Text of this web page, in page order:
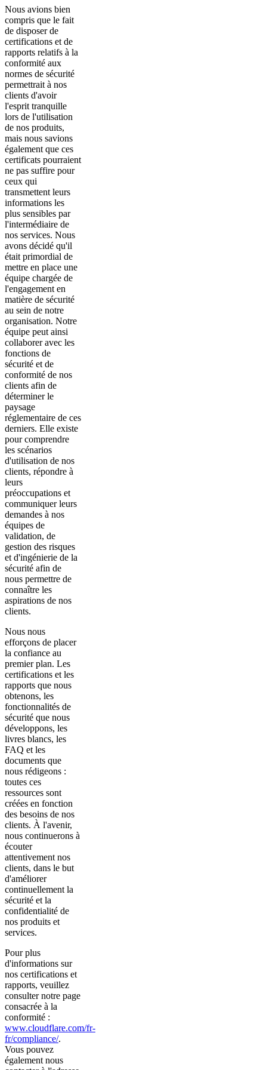
Nous avions bien
compris que le fait
de disposer de
certifications et de
rapports relatifs à la
conformité aux
normes de sécurité
permettrait à nos
clients d'avoir
l'esprit tranquille
lors de l'utilisation
de nos produits,
mais nous savions
également que ces
certificats pourraient
ne pas suffire pour
ceux qui
transmettent leurs
informations les
plus sensibles par
l'intermédiaire de
nos services. Nous
avons décidé qu'il
était primordial de
mettre en place une
équipe chargée de
l'engagement en
matière de sécurité
au sein de notre
organisation. Notre
équipe peut ainsi
collaborer avec les
fonctions de
sécurité et de
conformité de nos
clients afin de
déterminer le
paysage
réglementaire de ces
derniers. Elle existe
pour comprendre
les scénarios
d'utilisation de nos
clients, répondre à
leurs
préoccupations et
communiquer leurs
demandes à nos
équipes de
validation, de
gestion des risques
et d'ingénierie de la
sécurité afin de
nous permettre de
connaître les
aspirations de nos
clients.
Nous nous
efforçons de placer
la confiance au
premier plan. Les
certifications et les
rapports que nous
obtenons, les
fonctionnalités de
sécurité que nous
développons, les
livres blancs, les
FAQ et les
documents que
nous rédigeons :
toutes ces
ressources sont
créées en fonction
des besoins de nos
clients. À l'avenir,
nous continuerons à
écouter
attentivement nos
clients, dans le but
d'améliorer
continuellement la
sécurité et la
confidentialité de
nos produits et
services.
Pour plus
d'informations sur
nos certifications et
rapports, veuillez
consulter notre page
consacrée à la
conformité :
www.cloudflare.com/fr-
fr/compliance/.
Vous pouvez
également nous